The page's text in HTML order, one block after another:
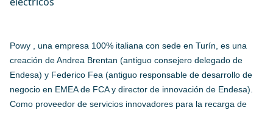
Powy , una empresa 100% italiana con sede en Turín, es una
creación de Andrea Brentan (antiguo consejero delegado de
Endesa) y Federico Fea (antiguo responsable de desarrollo de
negocio en EMEA de FCA y director de innovación de Endesa).
Como proveedor de servicios innovadores para la recarga de